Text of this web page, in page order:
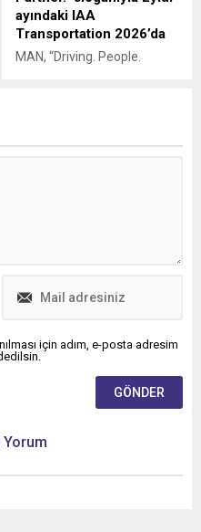
ayındaki IAA
Transportation 2026’da
MAN, “Driving. People.
2026 fuarında, 3,5 tondan
için adım, e-posta adresim